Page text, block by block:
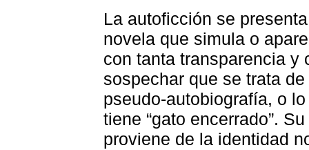
La autoficción se
novela que simula o
con tanta transparencia y
sospechar que se trata
pseudo-autobiografía, o
tiene “gato encerrado”.
proviene de la identidad